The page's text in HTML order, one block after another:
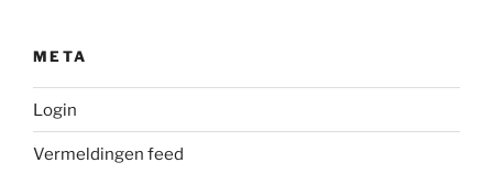
META
Login
Vermeldingen feed